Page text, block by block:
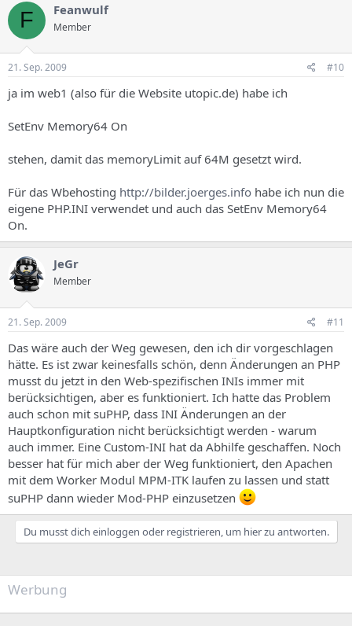
F Feanwulf
Member
21. Sep. 2009 #10
ja im web1 (also für die Website utopic.de) habe ich
SetEnv Memory64 On
stehen, damit das memoryLimit auf 64M gesetzt wird.
Für das Wbehosting http://bilder.joerges.info habe ich nun die
eigene PHP.INI verwendet und auch das SetEnv Memory64
On.
JeGr
Member
21. Sep. 2009 #11
Das wäre auch der Weg gewesen, den ich dir vorgeschlagen
hätte. Es ist zwar keinesfalls schön, denn Änderungen an PHP
musst du jetzt in den Web-spezifischen INIs immer mit
berücksichtigen, aber es funktioniert. Ich hatte das Problem
auch schon mit suPHP, dass INI Änderungen an der
Hauptkonfiguration nicht berücksichtigt werden - warum
auch immer. Eine Custom-INI hat da Abhilfe geschaffen. Noch
besser hat für mich aber der Weg funktioniert, den Apachen
mit dem Worker Modul MPM-ITK laufen zu lassen und statt
suPHP dann wieder Mod-PHP einzusetzen
Du musst dich einloggen oder registrieren, um hier zu antworten.
Werbung